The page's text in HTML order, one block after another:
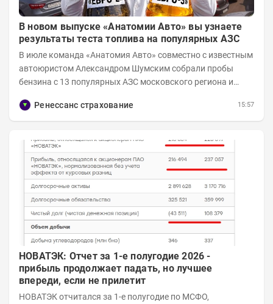
В новом выпуске «Анатомии Авто» вы узнаете
результаты теста топлива на популярных АЗС
В июле команда «Анатомия Авто» совместно с известным
автоюристом Александром Шумским собрали пробы
бензина с 13 популярных АЗС московского региона и
Ренессанс страхование
15:57
НОВАТЭК: Отчет за 1-е полугодие 2026 -
прибыль продолжает падать, но лучшее
впереди, если не прилетит
НОВАТЭК отчитался за 1-е полугодие по МСФО,